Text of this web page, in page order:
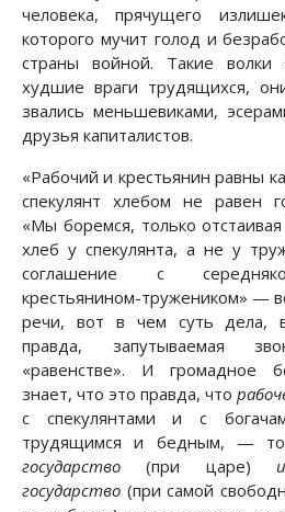
человека, прячущего
которого мучит голод и
страны войной. Такие
худшие враги трудящихся,
звались меньшевиками,
друзья капиталистов.
«Рабочий и крестьянин равны
спекулянт хлебом не равен
«Мы боремся, только
хлеб у спекулянта, а не у
соглашение с
крестьянином-тружеником» —
речи, вот в чем суть дела,
правда, запутываемая
«равенстве». И громадное
знает, что это правда, что
с спекулянтами и с
трудящимся и бедным, —
государство (при царе)
государство (при самой